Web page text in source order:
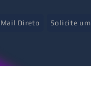
Direto Solicite